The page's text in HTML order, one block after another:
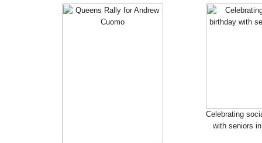
Celebrating
with seniors